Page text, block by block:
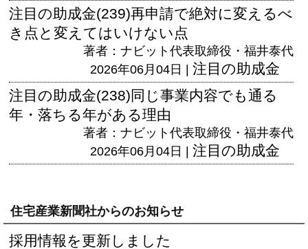
注目の助成金(239)再申請で絶対に変えるべ
き点と変えてはいけない点
著者：ナビット代表取締役・福井泰代
2026年06月04日 | 注目の助成金
注目の助成金(238)同じ事業内容でも通る
年・落ちる年がある理由
著者：ナビット代表取締役・福井泰代
2026年06月04日 | 注目の助成金
住宅産業新聞社からのお知らせ
採用情報を更新しました